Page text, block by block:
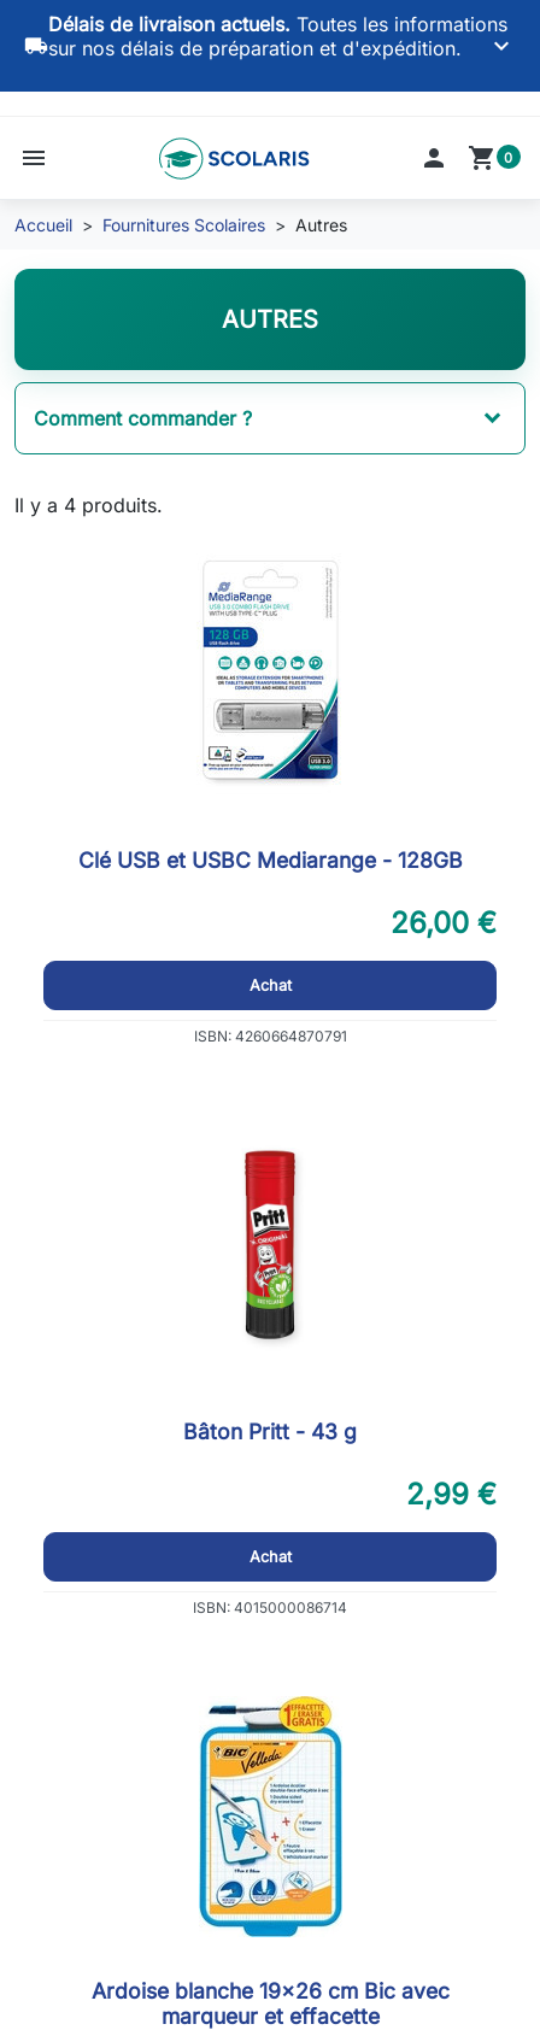
local_shipping
Délais de livraison actuels. Toutes les informations
sur nos délais de préparation et d'expédition.
keyboard_arrow_down
menu  shopping_cart 0
Accueil Fournitures Scolaires Autres
AUTRES
Comment commander ?
Il y a 4 produits.
Clé USB et USBC Mediarange - 128GB
26,00 €
Achat
ISBN: 4260664870791
Bâton Pritt - 43 g
2,99 €
Achat
ISBN: 4015000086714
Ardoise blanche 19x26 cm Bic avec
marqueur et effacette